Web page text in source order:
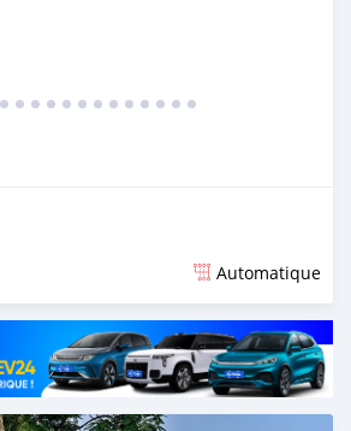
Automatique